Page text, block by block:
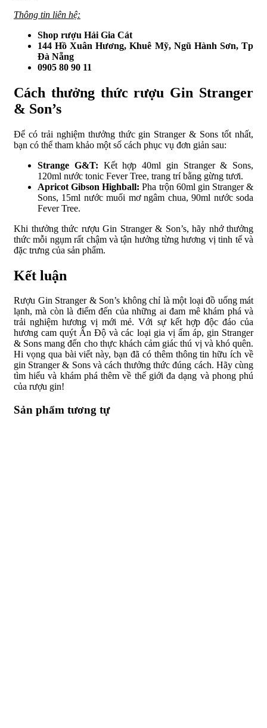
Thông tin liên hệ:
Shop rượu Hải Gia Cát
144 Hồ Xuân Hương, Khuê Mỹ, Ngũ Hành Sơn, Tp
Đà Nẵng
0905 80 90 11
Cách thưởng thức rượu Gin Stranger
& Son’s
Để có trải nghiệm thưởng thức gin Stranger & Sons tốt nhất,
bạn có thể tham khảo một số cách phục vụ đơn giản sau:
Strange G&T: Kết hợp 40ml gin Stranger & Sons,
120ml nước tonic Fever Tree, trang trí bằng gừng tươi.
Apricot Gibson Highball: Pha trộn 60ml gin Stranger &
Sons, 15ml nước muối mơ ngâm chua, 90ml nước soda
Fever Tree.
Khi thưởng thức rượu Gin Stranger & Son’s, hãy nhớ thưởng
thức mỗi ngụm rất chậm và tận hưởng từng hương vị tinh tế và
đặc trưng của sản phẩm.
Kết luận
Rượu Gin Stranger & Son’s không chỉ là một loại đồ uống mát
lạnh, mà còn là điểm đến của những ai đam mê khám phá và
trải nghiệm hương vị mới mẻ. Với sự kết hợp độc đáo của
hương cam quýt Ấn Độ và các loại gia vị ấm áp, gin Stranger
& Sons mang đến cho thực khách cảm giác thú vị và khó quên.
Hi vọng qua bài viết này, bạn đã có thêm thông tin hữu ích về
gin Stranger & Sons và cách thưởng thức đúng cách. Hãy cùng
tìm hiểu và khám phá thêm về thế giới đa dạng và phong phú
của rượu gin!
Sản phẩm tương tự